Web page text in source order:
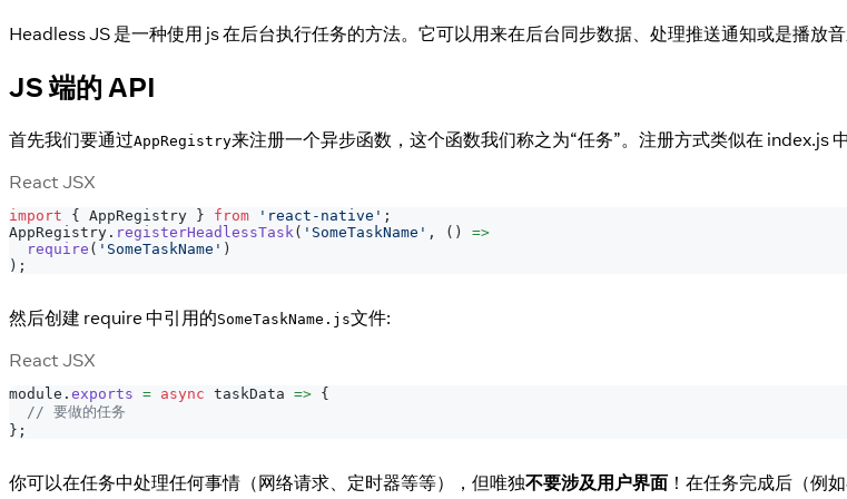
Headless JS 是一种使用 js 在后台执行任务的方法。它可以用来在后台同步数据、处理推送通知或是播放音
JS 端的 API
首先我们要通过AppRegistry来注册一个异步函数，这个函数我们称之为“任务”。注册方式类似在 index.js
React JSX
import { AppRegistry } from 'react-native' ;
AppRegistry . registerHeadlessTask( 'SomeTaskName' , ( )
=>
require ( 'SomeTaskName' )
) ;
然后创建 require 中引用的SomeTaskName.js文件:
React JSX
module . exports = async taskData => {
// 要做的任务
} ;
你可以在任务中处理任何事情（网络请求、定时器等等），但唯独不要涉及用户界面 ！在任务完成后（例